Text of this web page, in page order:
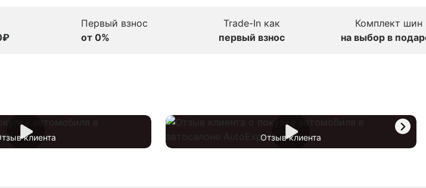
Первый взнос
от 0%
Trade-In как
первый взнос
Комплект шин
на выбор в
клиента Отзыв клиента